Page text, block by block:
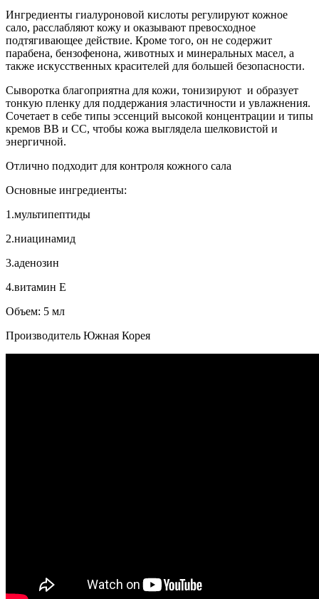
Ингредиенты гиалуроновой кислоты регулируют кожное
сало, расслабляют кожу и оказывают превосходное
подтягивающее действие. Кроме того, он не содержит
парабена, бензофенона, животных и минеральных масел, а
также искусственных красителей для большей безопасности.
Сыворотка благоприятна для кожи, тонизируют и образует
тонкую пленку для поддержания эластичности и увлажнения.
Сочетает в себе типы эссенций высокой концентрации и типы
кремов BB и CC, чтобы кожа выглядела шелковистой и
энергичной.
Отлично подходит для контроля кожного сала
Основные ингредиенты:
1.мультипептиды
2.ниацинамид
3.аденозин
4.витамин E
Объем: 5 мл
Производитель Южная Корея